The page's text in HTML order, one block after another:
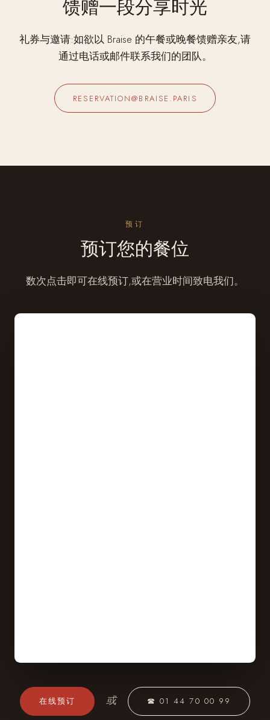
馈赠一段分享时光
礼券与邀请:如欲以 Braise 的午餐或晚餐馈赠亲友,请
通过电话或邮件联系我们的团队。
RESERVATION@BRAISE.PARIS
预订
预订您的餐位
数次点击即可在线预订,或在营业时间致电我们。
在线预订 或 ☎ 01 44 70 00 99